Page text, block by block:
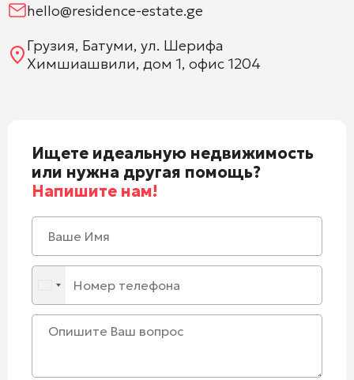
hello@residence-estate.ge
Грузия, Батуми, ул. Шерифа
Химшиашвили, дом 1, офис 1204
Ищете идеальную недвижимость
или нужна другая помощь?
Напишите нам!